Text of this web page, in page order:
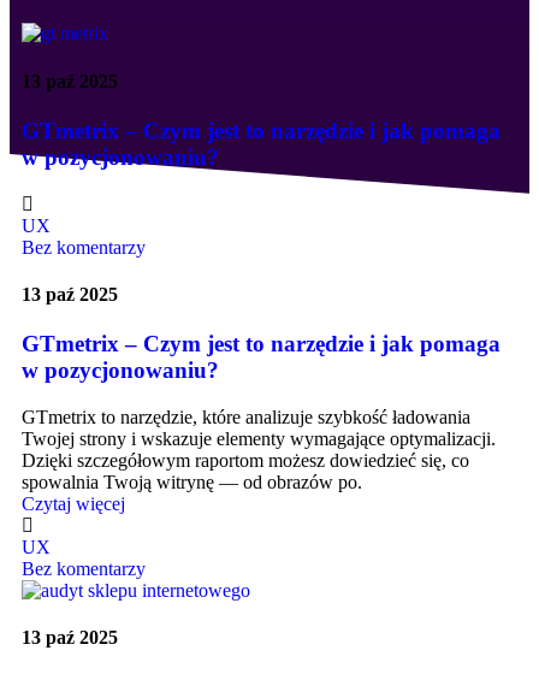
13 paź 2025
GTmetrix – Czym jest to narzędzie i jak pomaga
w pozycjonowaniu?
UX
Bez komentarzy
13 paź 2025
GTmetrix – Czym jest to narzędzie i jak pomaga
w pozycjonowaniu?
GTmetrix to narzędzie, które analizuje szybkość ładowania
Twojej strony i wskazuje elementy wymagające optymalizacji.
Dzięki szczegółowym raportom możesz dowiedzieć się, co
spowalnia Twoją witrynę — od obrazów po.
Czytaj więcej
UX
Bez komentarzy
13 paź 2025